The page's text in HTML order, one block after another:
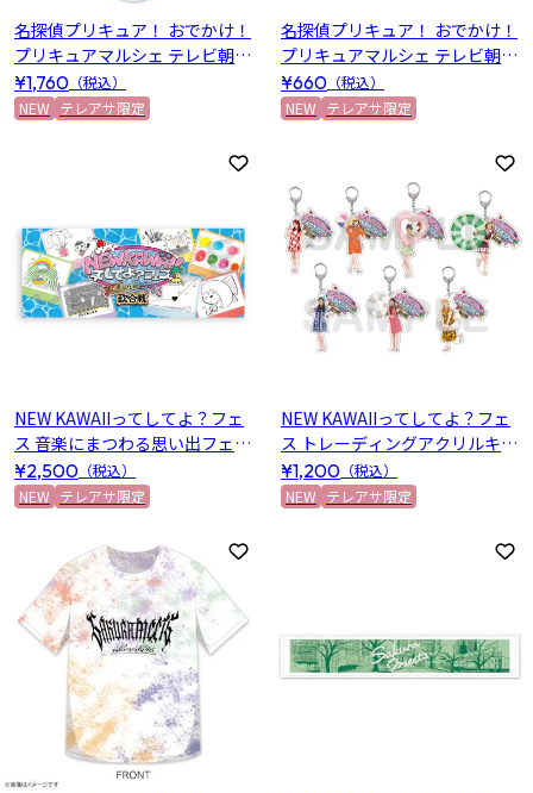
名探偵プリキュア！ おでかけ！
プリキュアマルシェ テレビ朝日
限定 アクリルスタンド(明智あ
んな)
¥1,760 （税込）
NEW テレアサ限定
名探偵プリキュア！ おでかけ！
プリキュアマルシェ テレビ朝日
限定 ホログラム缶バッジ(小林
みくる)
¥660 （税込）
NEW テレアサ限定
お気に入りに登録
NEW KAWAIIってしてよ？フェ
ス 音楽にまつわる思い出フェイ
スタオル
¥2,500 （税込）
NEW テレアサ限定
お
NEW KAWAIIってしてよ？フェ
ス トレーディングアクリルキー
ホルダー(レトロガールver.)全7
種
¥1,200 （税込）
NEW テレアサ限定
お気に入りに登録 お